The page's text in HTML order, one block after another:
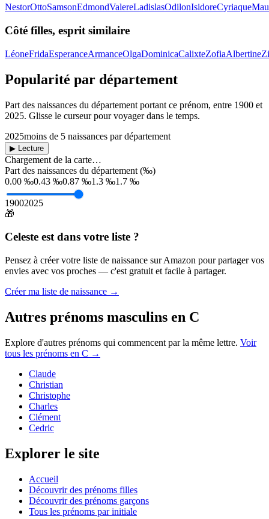
NestorOttoSamsonEdmondValereLadislasOdilonIsidoreCyriaque
Côté filles, esprit similaire
LéoneFridaEsperanceArmanceOlgaDominicaCalixteZofiaAlbertine
Popularité par département
Part des naissances du département portant ce prénom, entre 1900 et
2025. Glisse le curseur pour voyager dans le temps.
2025moins de 5 naissances par département
▶ Lecture
Chargement de la carte…
Part des naissances du département (‰)
0.00 ‰0.43 ‰0.87 ‰1.3 ‰1.7 ‰
19002025
🎁
Celeste est dans votre liste ?
Pensez à créer votre liste de naissance sur Amazon pour partager vos
envies avec vos proches — c'est gratuit et facile à partager.
Créer ma liste de naissance →
Autres prénoms masculins en C
Explore d'autres prénoms qui commencent par la même lettre. Voir
tous les prénoms en C →
Claude
Christian
Christophe
Charles
Clément
Cedric
Explorer le site
Accueil
Découvrir des prénoms filles
Découvrir des prénoms garçons
Tous les prénoms par initiale